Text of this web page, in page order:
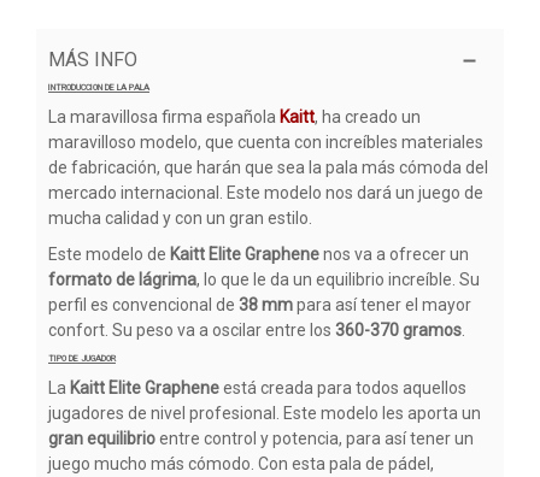
MÁS INFO
INTRODUCCION DE LA PALA
La maravillosa firma española Kaitt, ha creado un
maravilloso modelo, que cuenta con increíbles materiales
de fabricación, que harán que sea la pala más cómoda del
mercado internacional. Este modelo nos dará un juego de
mucha calidad y con un gran estilo.
Este modelo de Kaitt Elite Graphenenos va a ofrecer un
formato de lágrima, lo que le da un equilibrio increíble. Su
perfil es convencional de 38 mmpara así tener el mayor
confort. Su peso va a oscilar entre los 360-370 gramos
TIPO DE JUGADOR
La Kaitt Elite Grapheneestá creada para todos aquellos
jugadores de nivel profesional. Este modelo les aporta un
gran equilibrioentre control y potencia, para así tener un
juego mucho más cómodo. Con esta pala de pádel,